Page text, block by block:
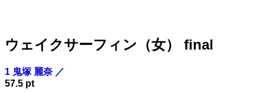
ウェイクサーフィン（女） final
1 鬼塚 麗奈 ／
57.5 pt